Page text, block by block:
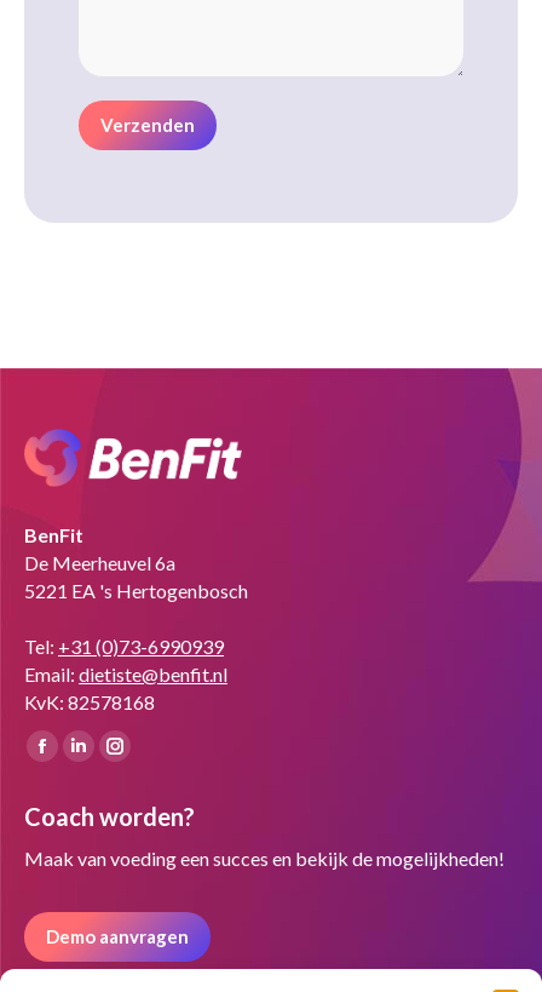
BenFit
De Meerheuvel 6a
5221 EA 's Hertogenbosch
Tel: +31 (0)73-6990939
Email: dietiste@benfit.nl
KvK: 82578168
Vind ons op:
Facebook
opens
in
window
Linkedin
opens
in
window
Instagram
opens
in
window
Coach worden?
Maak van voeding een succes en bekijk de mogelijkheden!
Demo aanvragen